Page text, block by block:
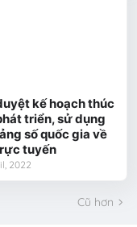
kế hoạch thúc
triển, sử dụng
số quốc gia về
tuyến
2022
Cũ hơn